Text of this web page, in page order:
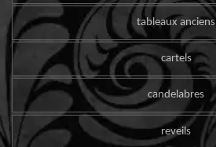
tableaux anciens
cartels
candelabres
reveils